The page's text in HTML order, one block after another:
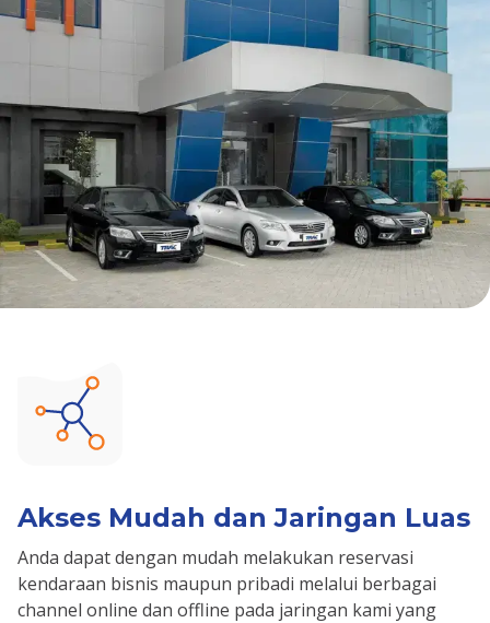
Akses Mudah dan Jaringan Luas
Anda dapat dengan mudah melakukan reservasi
kendaraan bisnis maupun pribadi melalui berbagai
channel online dan offline pada jaringan kami yang